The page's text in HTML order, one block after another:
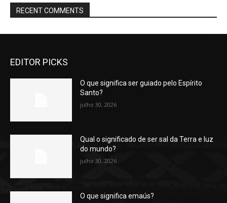
RECENT COMMENTS
EDITOR PICKS
O que significa ser guiado pelo Espírito
Santo?
julho 30, 2026
Qual o significado de ser sal da Terra e luz
do mundo?
julho 30, 2026
O que significa emaús?